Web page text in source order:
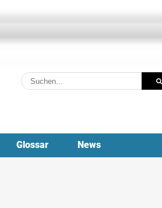
Suche
nach:
Glossar News